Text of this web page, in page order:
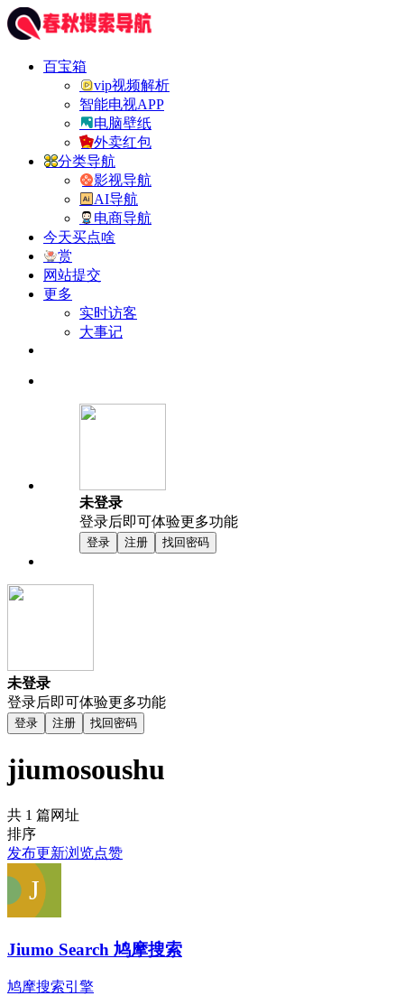
百宝箱
vip视频解析
智能电视APP
电脑壁纸
外卖红包
分类导航
影视导航
AI导航
电商导航
今天买点啥
赏
网站提交
更多
实时访客
大事记
未登录
登录后即可体验更多功能
登录 注册 找回密码
未登录
登录后即可体验更多功能
登录 注册 找回密码
jiumosoushu
共 1 篇网址
排序
发布更新浏览点赞
Jiumo Search 鸠摩搜索
鸠摩搜索引擎